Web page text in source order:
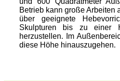
Betrieb kann große Arbeiten
über geeignete
Skulpturen bis zu einer
herzustellen. Im
diese Höhe hinauszugehen.